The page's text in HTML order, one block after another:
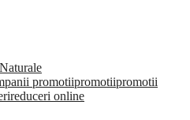
promotiipromotiipromotii
reduceri online